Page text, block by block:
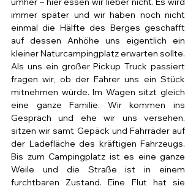
immer später und wir haben noch nicht
einmal die Hälfte des Berges geschafft
auf dessen Anhöhe uns eigentlich ein
kleiner Naturcampingplatz erwarten sollte.
Als uns ein großer Pickup Truck passiert
fragen wir, ob der Fahrer uns ein Stück
mitnehmen würde. Im Wagen sitzt gleich
eine ganze Familie. Wir kommen ins
Gespräch und ehe wir uns versehen,
sitzen wir samt Gepäck und Fahrräder auf
der Ladefläche des kräftigen Fahrzeugs.
Bis zum Campingplatz ist es eine ganze
Weile und die Straße ist in einem
furchtbaren Zustand. Eine Flut hat sie